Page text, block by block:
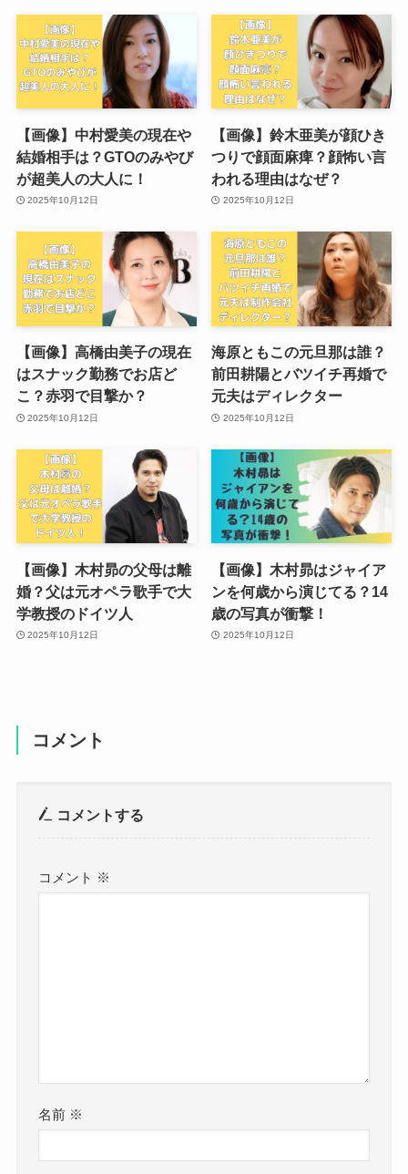
【画像】中村愛美の現在や
結婚相手は？GTOのみやび
が超美人の大人に！
2025年10月12日
【画像】鈴木亜美が顔ひき
つりで顔面麻痺？顔怖い言
われる理由はなぜ？
2025年10月12日
【画像】高橋由美子の現在
はスナック勤務でお店ど
こ？赤羽で目撃か？
2025年10月12日
海原ともこの元旦那は誰？
前田耕陽とバツイチ再婚で
元夫はディレクター
2025年10月12日
【画像】木村昴の父母は離
婚？父は元オペラ歌手で大
学教授のドイツ人
2025年10月12日
【画像】木村昴はジャイア
ンを何歳から演じてる？14
歳の写真が衝撃！
2025年10月12日
コメント
コメントする
コメント ※
名前 ※